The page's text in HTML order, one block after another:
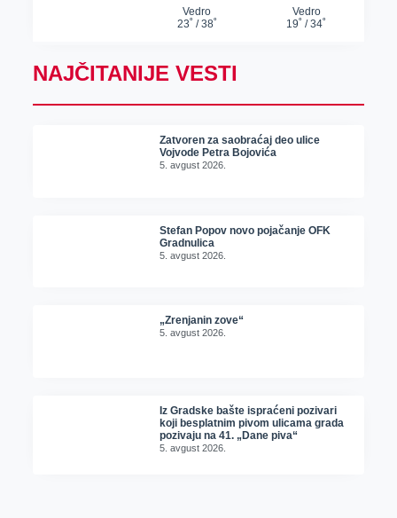
NAJČITANIJE VESTI
Zatvoren za saobraćaj deo ulice
Vojvode Petra Bojovića
5. avgust 2026.
Stefan Popov novo pojačanje OFK
Gradnulica
5. avgust 2026.
„Zrenjanin zove“
5. avgust 2026.
Iz Gradske bašte ispraćeni pozivari
koji besplatnim pivom ulicama grada
pozivaju na 41. „Dane piva“
5. avgust 2026.